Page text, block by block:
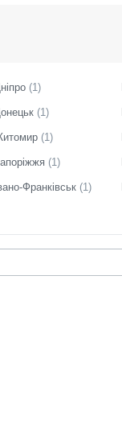
(1)
(1)
(1)
(1)
Франківськ (1)